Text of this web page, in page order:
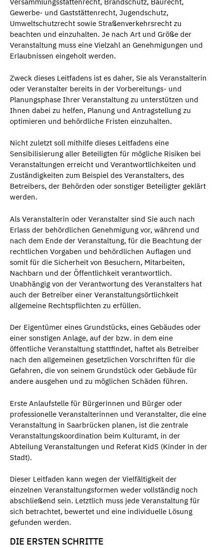
Versammlungsstättenrecht, Brandschutz, Baurecht,
Gewerbe- und Gaststättenrecht, Jugendschutz,
Umweltschutzrecht sowie Straßenverkehrsrecht zu
beachten und einzuhalten. Je nach Art und Größe der
Veranstaltung muss eine Vielzahl an Genehmigungen und
Erlaubnissen eingeholt werden.
Zweck dieses Leitfadens ist es daher, Sie als Veranstalterin
oder Veranstalter bereits in der Vorbereitungs- und
Planungsphase Ihrer Veranstaltung zu unterstützen und
Ihnen dabei zu helfen, Planung und Antragstellung zu
optimieren und behördliche Fristen einzuhalten.
Nicht zuletzt soll mithilfe dieses Leitfadens eine
Sensibilisierung aller Beteiligten für mögliche Risiken bei
Veranstaltungen erreicht und Verantwortlichkeiten und
Zuständigkeiten zum Beispiel des Veranstalters, des
Betreibers, der Behörden oder sonstiger Beteiligter geklärt
werden.
Als Veranstalterin oder Veranstalter sind Sie auch nach
Erlass der behördlichen Genehmigung vor, während und
nach dem Ende der Veranstaltung, für die Beachtung der
rechtlichen Vorgaben und behördlichen Auflagen und
somit für die Sicherheit von Besuchern, Mitarbeiten,
Nachbarn und der Öffentlichkeit verantwortlich.
Unabhängig von der Verantwortung des Veranstalters hat
auch der Betreiber einer Veranstaltungsörtlichkeit
allgemeine Rechtspflichten zu erfüllen.
Der Eigentümer eines Grundstücks, eines Gebäudes oder
einer sonstigen Anlage, auf der bzw. in dem eine
öffentliche Veranstaltung stattfindet, haftet als Betreiber
nach den allgemeinen gesetzlichen Vorschriften für die
Gefahren, die von seinem Grundstück oder Gebäude für
andere ausgehen und zu möglichen Schäden führen.
Erste Anlaufstelle für Bürgerinnen und Bürger oder
professionelle Veranstalterinnen und Veranstalter, die eine
Veranstaltung in Saarbrücken planen, ist die zentrale
Veranstaltungskoordination beim Kulturamt, in der
Abteilung Veranstaltungen und Referat KidS (Kinder in der
Stadt).
Dieser Leitfaden kann wegen der Vielfältigkeit der
einzelnen Veranstaltungsformen weder vollständig noch
abschließend sein. Letztlich muss jede Veranstaltung für
sich betrachtet, bewertet und eine individuelle Lösung
gefunden werden.
DIE ERSTEN SCHRITTE